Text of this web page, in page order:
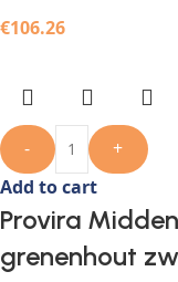
€106.26
-
+
Add to cart
Provira
grenenhout